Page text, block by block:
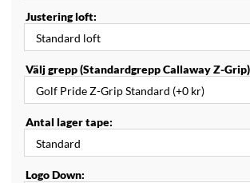
Justering loft:
Välj grepp (Standardgrepp Callaway Z-
Antal lager tape:
Logo Down: